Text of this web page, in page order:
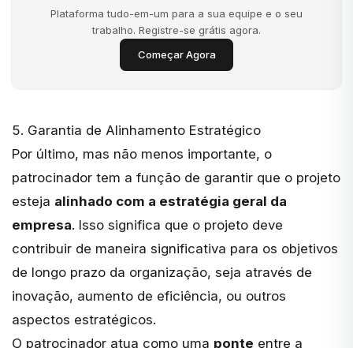
Plataforma tudo-em-um para a sua equipe e o seu
trabalho. Registre-se grátis agora.
Começar Agora
5. Garantia de Alinhamento Estratégico
Por último, mas não menos importante, o
patrocinador tem a função de garantir que o projeto
esteja alinhado com a estratégia geral da
empresa. Isso significa que o projeto deve
contribuir de maneira significativa para os objetivos
de longo prazo da organização, seja através de
inovação, aumento de eficiência, ou outros
aspectos estratégicos.
O patrocinador atua como uma ponte entre a